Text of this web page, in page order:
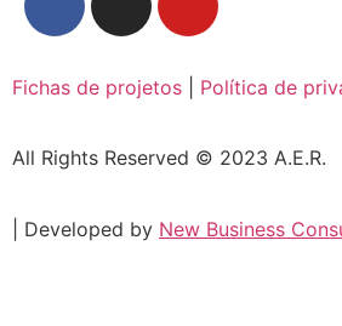
Fichas de projetos Política de
All Rights Reserved © 2023 A.E.R.
| Developed by New Business